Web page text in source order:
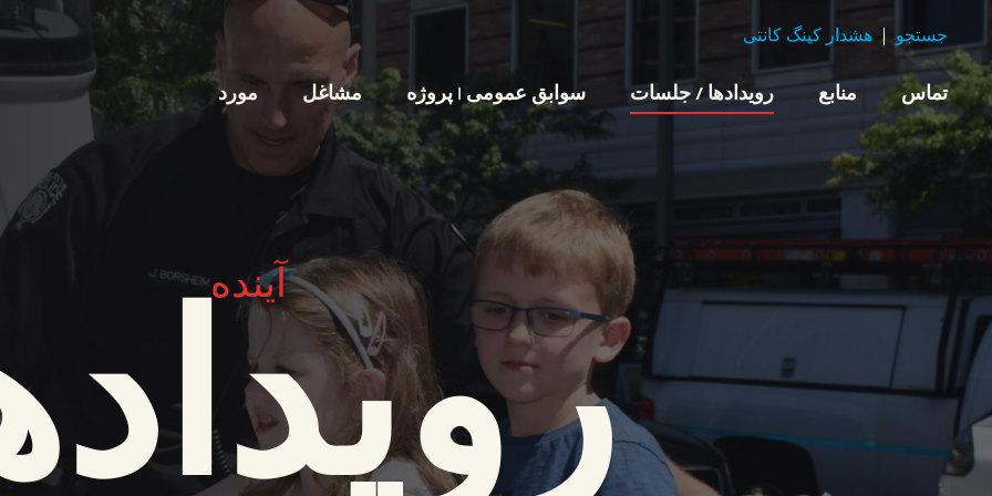
مورد مشاغل سوابق عمومی | پروژه رویدادها / جلسات منابع تماس
هشدار کینگ کانتی جستجو
آینده